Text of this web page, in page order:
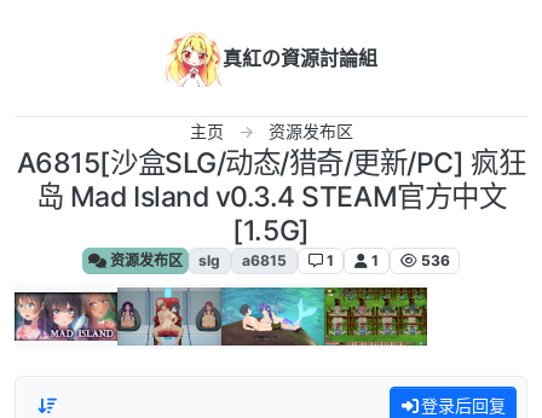
真紅の資源討論組
主页 资源发布区
A6815[沙盒SLG/动态/猎奇/更新/PC] 疯狂
岛 Mad Island v0.3.4 STEAM官方中文
[1.5G]
资源发布区 slg a6815 1 1 536
登录后回复